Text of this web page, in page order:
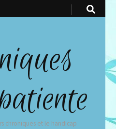
chroniques et le handicap